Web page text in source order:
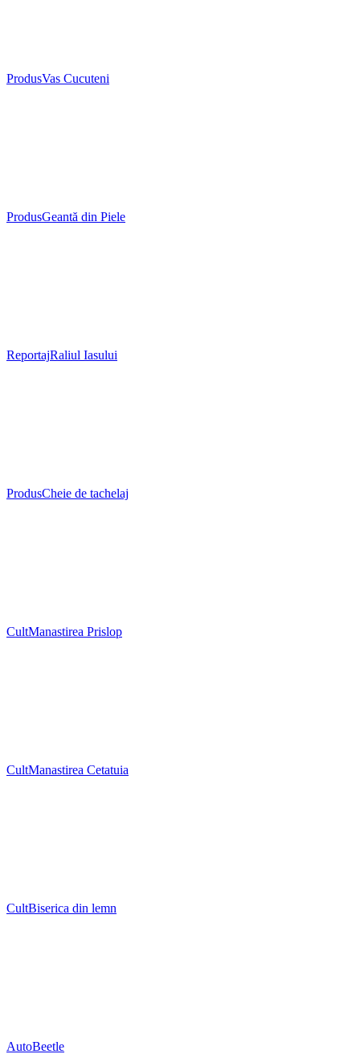
ProdusVas Cucuteni
ProdusGeantă din Piele
ReportajRaliul Iasului
ProdusCheie de tachelaj
CultManastirea Prislop
CultManastirea Cetatuia
CultBiserica din lemn
AutoBeetle